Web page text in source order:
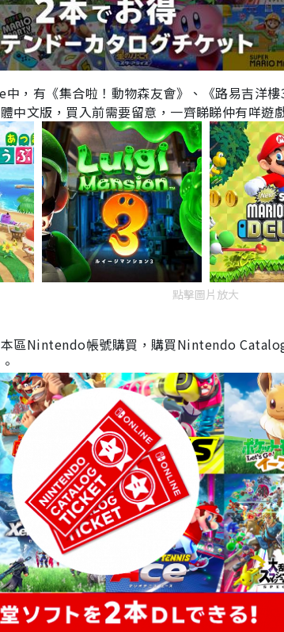
中，有《集合啦！動物森友會》、《路易吉洋樓
中文版，買入前需要留意，一齊睇睇仲有咩遊
點擊圖片放大
區Nintendo帳號購買，購買Nintendo
。